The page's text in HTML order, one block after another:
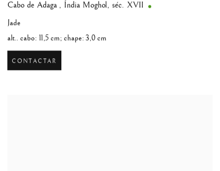
Cabo de Adaga , Índia Moghol, séc. XVII
Jade
alt.. cabo: 11,5 cm; chape: 3,0 cm
CONTACTAR